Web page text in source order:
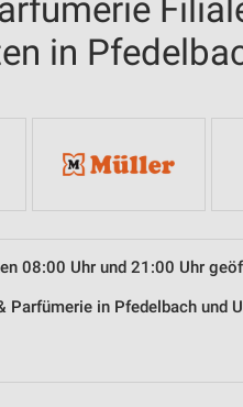
in
08:00 Uhr und 21:00 Uhr
in Pfedelbach und